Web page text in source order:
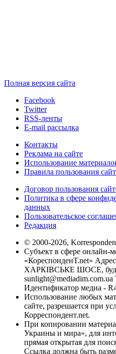
Полная версия сайта
Facebook
Twitter
RSS-ленты
E-mail рассылка
Контакты
Реклама на сайте
Использование
Правила пользования
Договор пользования
Политика в сфере
данных
Пользовательское
Редакция
© 2000-2026,
Субъект в сфере онлайн-
«КореспонденТ.net»
ХАРКІВСЬКЕ ШОСЕ,
sunlight@mediadim.com.ua
Идентификатор медиа -
Использование любых
сайте, разрешается при
Корреспондент.net.
При копировании
Украины и мира», для
прямая открытая для
Ссылка должна быть